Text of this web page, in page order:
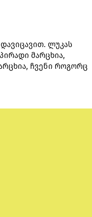
ლუკას
მარცხია,
ჩვენი როგორც